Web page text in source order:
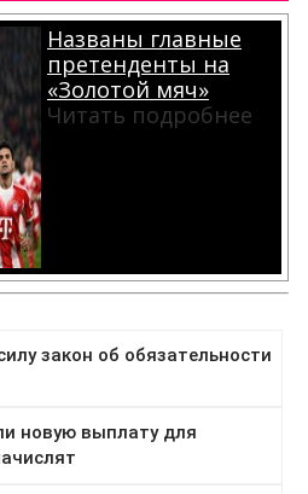
Названы главные
претенденты на
«Золотой мяч»
Читать подробнее